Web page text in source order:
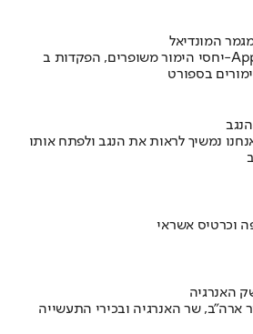
המונדיאל
בספורט
נמשיך לראות את הנגב ולפתח אותו
האנרגיה
ארה"ב, שר האנרגיה ובכירי התעשייה